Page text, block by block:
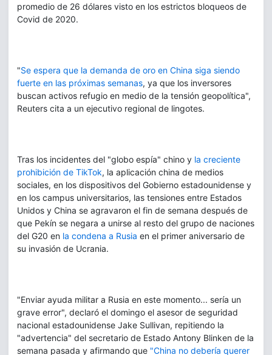
promedio de 26 dólares visto en los estrictos bloqueos de
Covid de 2020.
"Se espera que la demanda de oro en China siga siendo
fuerte en las próximas semanas, ya que los inversores
buscan activos refugio en medio de la tensión geopolítica",
Reuters cita a un ejecutivo regional de lingotes.
Tras los incidentes del "globo espía" chino y la creciente
prohibición de TikTok, la aplicación china de medios
sociales, en los dispositivos del Gobierno estadounidense y
en los campus universitarios, las tensiones entre Estados
Unidos y China se agravaron el fin de semana después de
que Pekín se negara a unirse al resto del grupo de naciones
del G20 en la condena a Rusia en el primer aniversario de
su invasión de Ucrania.
"Enviar ayuda militar a Rusia en este momento... sería un
grave error", declaró el domingo el asesor de seguridad
nacional estadounidense Jake Sullivan, repitiendo la
"advertencia" del secretario de Estado Antony Blinken de la
semana pasada y afirmando que "China no debería querer